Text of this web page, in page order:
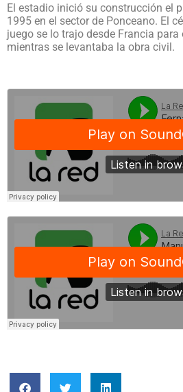
El estadio inició su construcción el
1995 en el sector de Ponceano. El
juego se lo trajo desde Francia
mientras se levantaba la obra civil.